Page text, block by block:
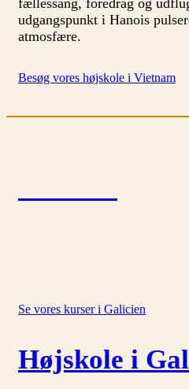
fællessang, foredrag og
udgangspunkt i Hanois
atmosfære.
Besøg vores højskole i Vietnam
Se vores kurser i Galicien
Højskole i